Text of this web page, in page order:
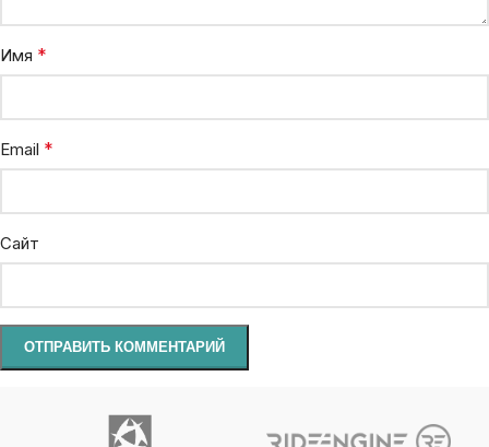
Имя *
Email *
Сайт